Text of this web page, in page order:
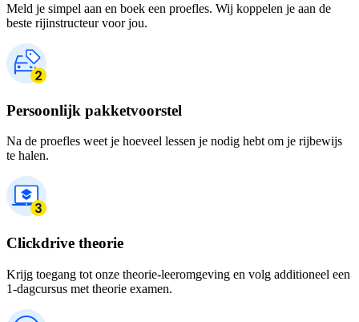
Meld je simpel aan en boek een proefles. Wij koppelen je aan de
beste rijinstructeur voor jou.
Persoonlijk pakketvoorstel
Na de proefles weet je hoeveel lessen je nodig hebt om je rijbewijs
te halen.
Clickdrive theorie
Krijg toegang tot onze theorie-leeromgeving en volg additioneel een
1-dagcursus met theorie examen.